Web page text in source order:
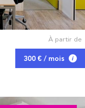
À partir de
300 € / mois